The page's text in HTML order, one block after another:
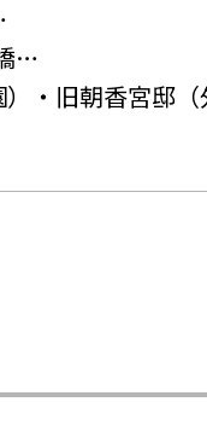
…
・旧朝香宮邸